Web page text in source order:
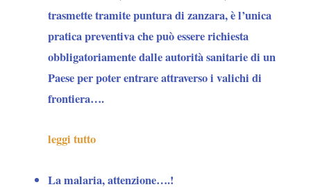
trasmette tramite puntura di zanzara, è l’unica
pratica preventiva chepuò essere richiesta
obbligatoriamente dalle autorità sanitarie di un
Paese per poter entrare attraverso i valichi di
frontiera….
leggi tutto
La malaria, attenzione….!